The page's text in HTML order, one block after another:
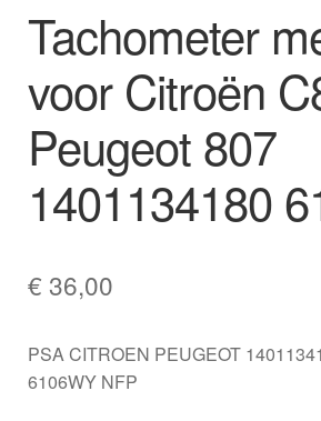
Tachometer
voor Citroën
Peugeot 807
1401134180
€ 36,00
PSA CITROEN PEUGEOT
6106WY NFP